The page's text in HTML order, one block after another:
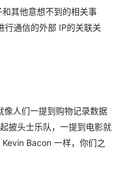
其他意想不到的相关事
行通信的外部 IP的关联关
像人们一提到购物记录数据
披头士乐队，一提到电影就
Bacon 一样，你们之